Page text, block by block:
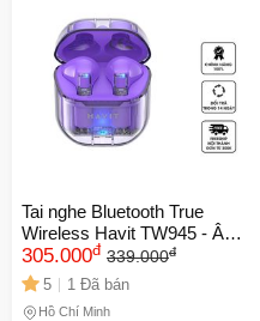
Tai nghe Bluetooth True
Wireless Havit TW945 - Âm
thanh chất lượng cao, thiết
kế thời trang, kết nối ổn định,
pin lâu dài 3 giờ sử dụng
305.000đ 339.000đ
5 1 Đã bán
Hồ Chí Minh